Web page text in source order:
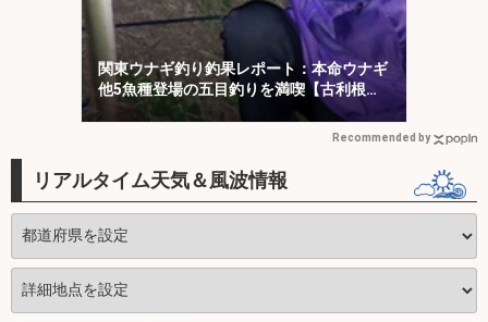
関東ウナギ釣り釣果レポート：本命ウナギ
他5魚種登場の五目釣りを満喫【古利根
川・埼玉】
Recommended by
リアルタイム天気＆風波情報